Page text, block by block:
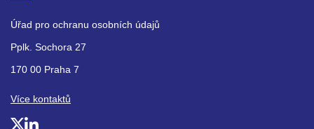
Úřad pro ochranu osobních údajů
Pplk. Sochora 27
170 00 Praha 7
Více kontaktů